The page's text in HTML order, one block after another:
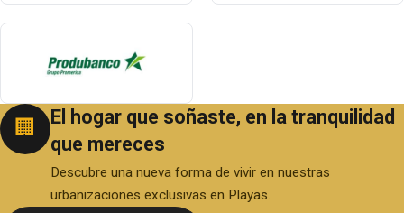
🏢
El hogar que soñaste, en la tranquilidad
que mereces
Descubre una nueva forma de vivir en nuestras
urbanizaciones exclusivas en Playas.